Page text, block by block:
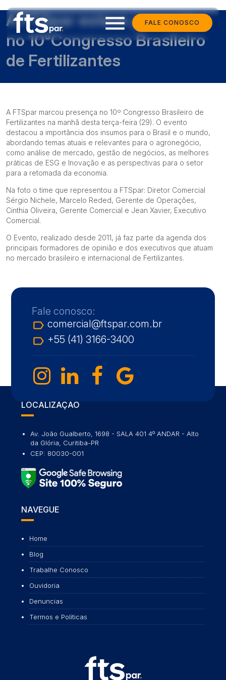
FALE CONOSCO
menu
A FTSpar esteve presente
no 10°Congresso Brasileiro
de Fertilizantes
A FTSpar marcou presença no 10º Congresso Brasileiro de
Fertilizantes na manhã desta terça-feira (29). O evento
destacou a importância dos insumos para o Brasil e o mundo,
abordando temas atuais e relevantes para o agronegócio,
como análise de mercado, gestão de negócios, as melhores
práticas de ESG e Inovação e as perspectivas para o setor
para a retomada da economia.
Na foto o time que representou a FTSpar: Diretor Comercial
Sérgio Nichele, Marcelo Reded, Gerente de Operações,
Cinthia Oliveira, Gerente Comercial e Jean Xavier, Executivo
Comercial.
O Evento, realizado desde 2011, já faz parte da agenda dos
principais formadores de opinião e dos executivos que atuam
no mercado brasileiro e internacional de Fertilizantes.
Fale conosco:
label_outline comercial@ftspar.com.br
label_outline +55 (41) 3166-3400
LOCALIZAÇÃO
Av. João Gualberto, 1698 - SALA 401 4º ANDAR - Alto
da Glória, Curitiba-PR
CEP: 80030-001
NAVEGUE
Home
Blog
Trabalhe Conosco
Ouvidoria
Denuncias
Termos e Políticas